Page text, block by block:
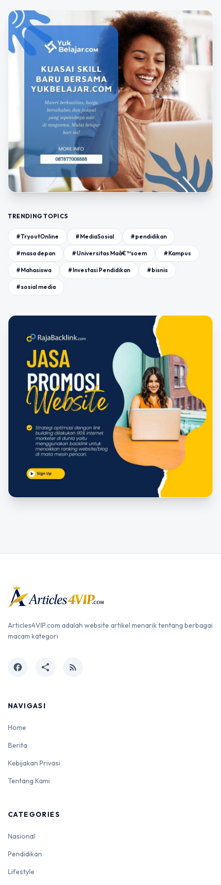
TRENDING TOPICS
#TryoutOnline #MediaSosial #pendidikan
#masa depan #Universitas Maâ€™soem #Kampus
#Mahasiswa #Investasi Pendidikan #bisnis
#sosial media
Articles4VIP.com adalah website artikel menarik tentang berbagai
macam kategori
facebook share rss_feed
NAVIGASI
Home
Berita
Kebijakan Privasi
Tentang Kami
CATEGORIES
Nasional
Pendidikan
Lifestyle